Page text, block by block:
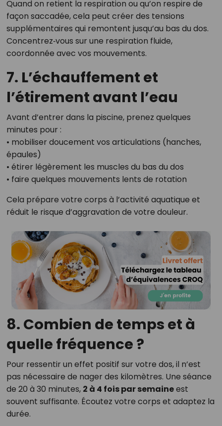
Quand on retient la respiration ou qu’on respire de
façon saccadée, cela peut créer des tensions
supplémentaires qui remontent jusqu’au bas du dos.
Concentrez‑vous sur une respiration fluide,
coordonnée avec vos mouvements.
7. L’échauffement et
l’étirement avant l’eau
Avant d’entrer dans la piscine, prenez quelques
minutes pour :
• mobiliser doucement vos articulations (hanches,
épaules)
• étirer légèrement les muscles du bas du dos
• faire quelques mouvements lents de rotation
Cela prépare votre corps à l’activité aquatique et
réduit le risque d’aggravation de votre douleur.
8. Combien de temps et à
quelle fréquence ?
Pour ressentir un effet positif sur votre dos, il n’est
pas nécessaire de nager des kilomètres. Une séance
de 20 à 30 minutes, 2 à 4 fois par semaineest
souvent suffisante. Écoutez votre corps et adaptez la
durée.